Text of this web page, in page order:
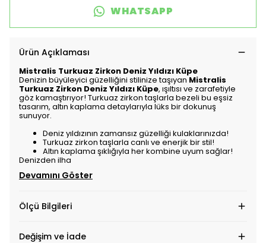
WHATSAPP
Ürün Açıklaması
Mistralis Turkuaz Zirkon Deniz Yıldızı Küpe
Denizin büyüleyici güzelliğini stilinize taşıyan Mistralis
Turkuaz Zirkon Deniz Yıldızı Küpe, ışıltısı ve zarafetiyle
göz kamaştırıyor! Turkuaz zirkon taşlarla bezeli bu eşsiz
tasarım, altın kaplama detaylarıyla lüks bir dokunuş
sunuyor.
Deniz yıldızının zamansız güzelliği kulaklarınızda!
Turkuaz zirkon taşlarla canlı ve enerjik bir stil!
Altın kaplama şıklığıyla her kombine uyum sağlar!
Denizden ilha
Devamını Göster
Ölçü Bilgileri
Değişim ve İade